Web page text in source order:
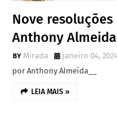
Nove
Anthony Almeida
Mirada
janeiro 04,
por Anthony Almeida__
LEIA MAIS »